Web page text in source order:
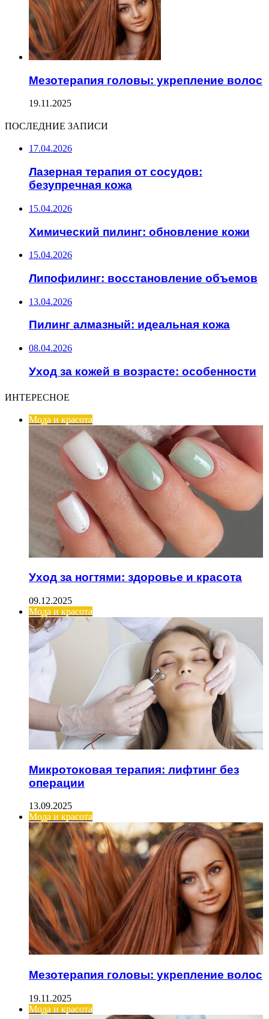
Мезотерапия головы: укрепление волос
19.11.2025
ПОСЛЕДНИЕ ЗАПИСИ
17.04.2026
Лазерная терапия от сосудов:
безупречная кожа
15.04.2026
Химический пилинг: обновление кожи
15.04.2026
Липофилинг: восстановление объемов
13.04.2026
Пилинг алмазный: идеальная кожа
08.04.2026
Уход за кожей в возрасте: особенности
ИНТЕРЕСНОЕ
Мода и красота
Уход за ногтями: здоровье и красота
09.12.2025
Мода и красота
Микротоковая терапия: лифтинг без
операции
13.09.2025
Мода и красота
Мезотерапия головы: укрепление волос
19.11.2025
Мода и красота